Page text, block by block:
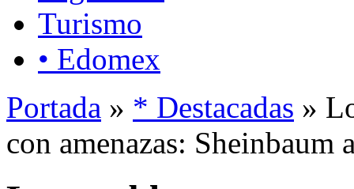
Turismo
• Edomex
Portada » * Destacadas »
con amenazas: Sheinbaum